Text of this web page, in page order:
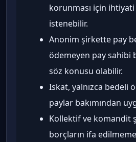
korunması için
istenebilir.
Anonim şirkette pay
ödemeyen pay sahibi
söz konusu olabilir.
Iskat, yalnızca bedeli
paylar bakımından
Kollektif ve komandit
borçların ifa